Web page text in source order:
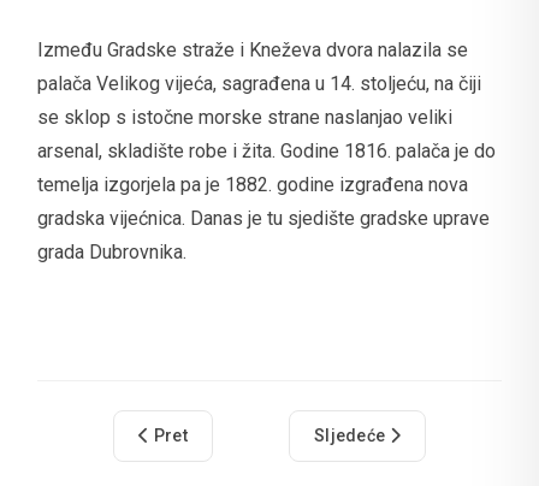
Između Gradske straže i Kneževa dvora nalazila se
palača Velikog vijeća, sagrađena u 14. stoljeću, na čiji
se sklop s istočne morske strane naslanjao veliki
arsenal, skladište robe i žita. Godine 1816. palača je do
temelja izgorjela pa je 1882. godine izgrađena nova
gradska vijećnica. Danas je tu sjedište gradske uprave
grada Dubrovnika.
Prethodni članak: Knežev dvor
Pret Sljedeći članak: Mala
Sljedeće